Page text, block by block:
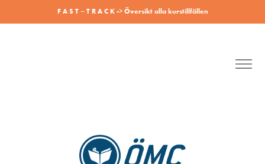
F A S T – T R A C K -> Översikt alla kurstillfällen